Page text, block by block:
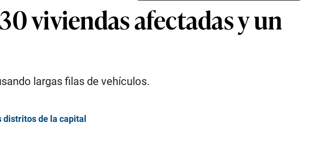
viviendas afectadas y un
largas filas de vehículos.
de la capital